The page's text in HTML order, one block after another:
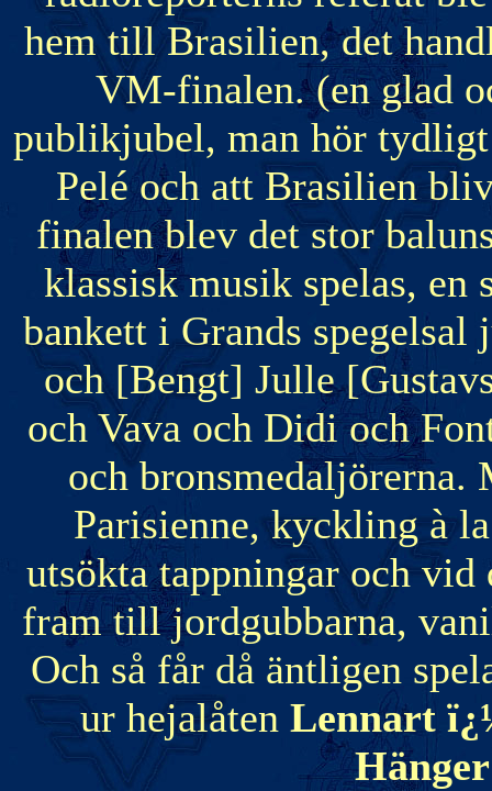
hem till Brasilien, det
VM-finalen. (en glad
publikjubel, man hör
Pelé och att Brasilien
finalen blev det stor
klassisk musik spelas, en
bankett i Grands
och [Bengt] Julle
och Vava och Didi och
och bronsmedaljörerna.
Parisienne, kyckling à
utsökta tappningar och
fram till jordgubbarna,
Och så får då äntligen
ur hejalåten Lennart